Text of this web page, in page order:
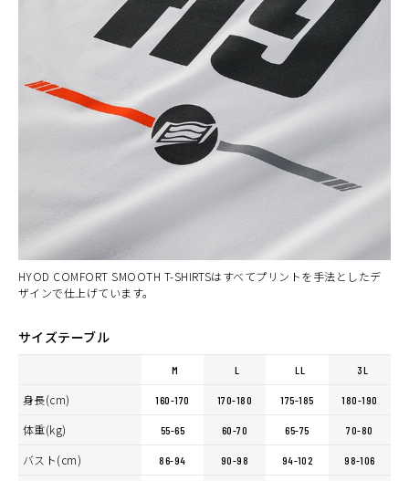
HYOD COMFORT SMOOTH T-SHIRTSはすべてプリントを手法としたデ
ザインで仕上げています。
サイズテーブル
M L LL 3L
身長(cm) 160-170 170-180 175-185 180-190
体重(kg) 55-65 60-70 65-75 70-80
バスト(cm) 86-94 90-98 94-102 98-106
¥6,160(税込)
LL
(税込)
カートに入れる
WHITE
M
¥6,160(税込)
WHITE
LL
¥6,160 (税込)
カートに入れる